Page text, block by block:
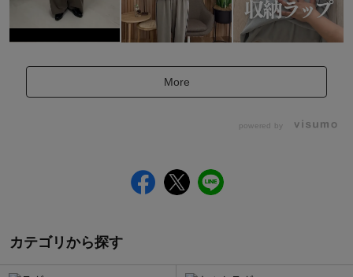
More
powered by
カテゴリから探す